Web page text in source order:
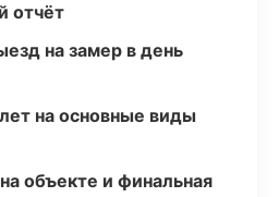
отчёт
на замер в день
на основные виды
объекте и финальная